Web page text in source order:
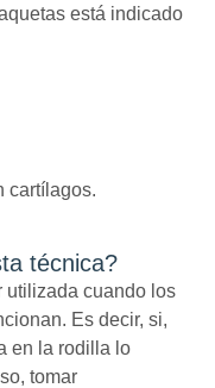
está indicado
cartílagos.
técnica?
utilizada cuando los
Es decir, si,
en la rodilla lo
tomar